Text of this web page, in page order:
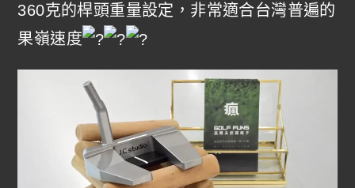
360克的桿頭重量設定，非常適合台灣普遍的
果嶺速度